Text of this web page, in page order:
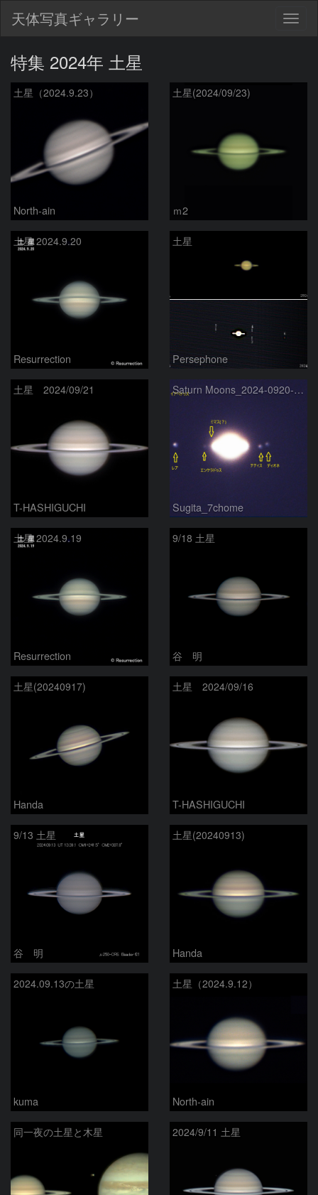
天体写真ギャラリー
特集 2024年 土星
土星（2024.9.23）
North-ain
土星(2024/09/23)
ｍ2
土星 2024.9.20
Resurrection
土星
Persephone
土星 2024/09/21
T-HASHIGUCHI
Saturn Moons_2024-0920-2001
Sugita_7chome
土星 2024.9.19
Resurrection
9/18 土星
谷 明
土星(20240917)
Handa
土星 2024/09/16
T-HASHIGUCHI
9/13 土星
谷 明
土星(20240913)
Handa
2024.09.13の土星
kuma
土星（2024.9.12）
North-ain
同一夜の土星と木星 2024/9/11 土星